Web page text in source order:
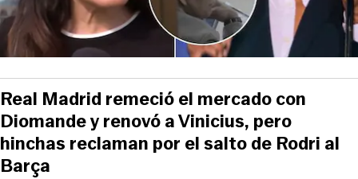
Real Madrid remeció el mercado con
Diomande y renovó a Vinicius, pero
hinchas reclaman por el salto de Rodri al
Barça